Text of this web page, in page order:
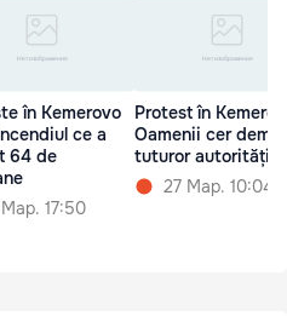
în Kemerovo
ce a
64 de
17:50
Protest în
Oamenii cer
tuturor
27 Мар. 10:04